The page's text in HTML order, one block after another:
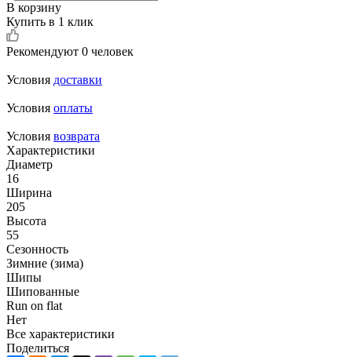
В корзину
Купить в 1 клик
Рекомендуют 0 человек
Условия доставки
Условия оплаты
Условия возврата
Характеристики
Диаметр
16
Ширина
205
Высота
55
Сезонность
Зимние (зима)
Шипы
Шипованные
Run on flat
Нет
Все характеристики
Поделиться